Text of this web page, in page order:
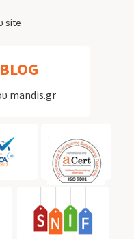
site
BLOG
mandis.gr